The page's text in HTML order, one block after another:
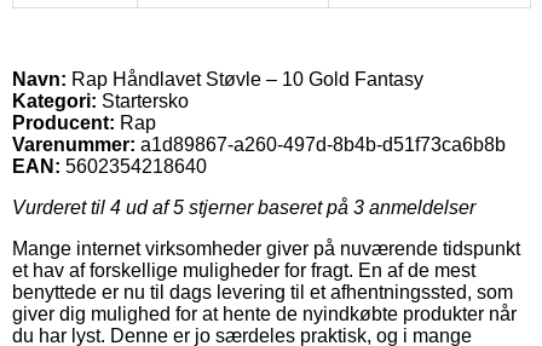
Navn: Rap Håndlavet Støvle – 10 Gold Fantasy
Kategori: Startersko
Producent: Rap
Varenummer: a1d89867-a260-497d-8b4b-d51f73ca6b8b
EAN: 5602354218640
Vurderet til 4 ud af 5 stjerner baseret på 3 anmeldelser
Mange internet virksomheder giver på nuværende tidspunkt
et hav af forskellige muligheder for fragt. En af de mest
benyttede er nu til dags levering til et afhentningssted, som
giver dig mulighed for at hente de nyindkøbte produkter når
du har lyst. Denne er jo særdeles praktisk, og i mange